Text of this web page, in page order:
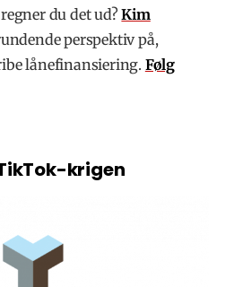
du det ud?Kim
perspektiv på,
lånefinansiering. Følg
krigen